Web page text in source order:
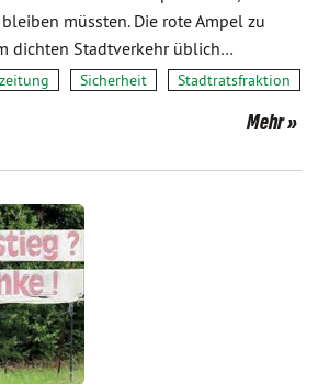
müssten. Die rote Ampel zu
dichten Stadtverkehr üblich…
Sicherheit Stadtratsfraktion
Mehr